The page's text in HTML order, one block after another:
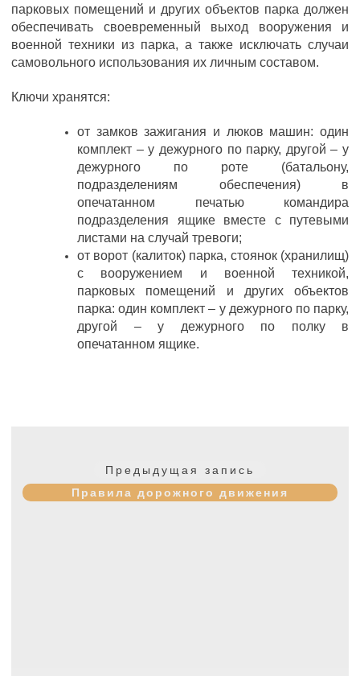
парковых помещений и других объектов парка должен
обеспечивать своевременный выход вооружения и
военной техники из парка, а также исключать случаи
самовольного использования их личным составом.
Ключи хранятся:
от замков зажигания и люков машин: один
комплект – у дежурного по парку, другой – у
дежурного по роте (батальону,
подразделениям обеспечения) в
опечатанном печатью командира
подразделения ящике вместе с путевыми
листами на случай тревоги;
от ворот (калиток) парка, стоянок (хранилищ)
с вооружением и военной техникой,
парковых помещений и других объектов
парка: один комплект – у дежурного по парку,
другой – у дежурного по полку в
опечатанном ящике.
Предыдущая запись
запись:
Правила дорожного движения